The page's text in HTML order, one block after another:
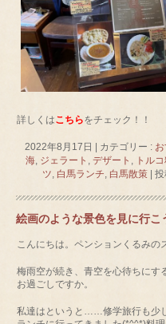
詳しくはこちらをチェック！！
2022年8月17日 カテゴリー :
海, ジェラート , デザート , トル
ツ, 白馬ランチ, 白馬散策
絵画のような景色を見に行こ
こんにちは。ペンションくるみの
梅雨空が続き、青空を心待ちにす
お過ごしですか。
私達はというと……修学旅行も少